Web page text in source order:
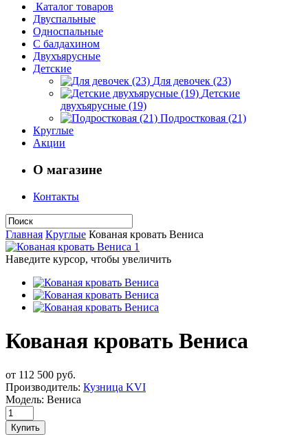
Каталог товаров
Двуспальные
Односпальные
С балдахином
Двухъярусные
Детские
Для девочек (23)
Детские
двухъярусные (19)
Подростковая (21)
Круглые
Акции
О магазине
Контакты
Главная Круглые Кованая кровать Вениса
Наведите курсор, чтобы увеличить
Кованая кровать Вениса
от 112 500 руб.
Производитель: Кузница KVI
Модель: Вениса